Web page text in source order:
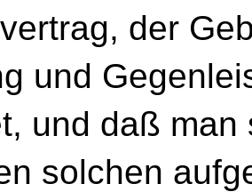
der
und
und daß
solchen